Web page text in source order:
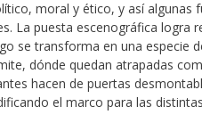
moral y ético, y así algunas
La puesta escenográfica logra
se transforma en una especie
dónde quedan atrapadas
hacen de puertas
el marco para las